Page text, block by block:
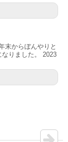
末からぼんやりと
りました。 2023